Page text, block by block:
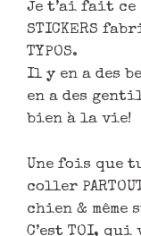
Je t’ai fait ce
STICKERS
TYPOS.
Il y en a des
en a des
bien à la vie!
Une fois que
coller
chien &
C’est TOI, qui